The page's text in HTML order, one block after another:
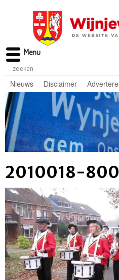
Nieuws Disclaimer
2010018-800
Menu